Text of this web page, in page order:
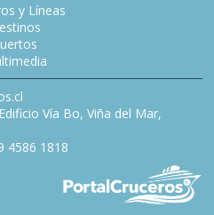
y Líneas
Vía Bo, Viña del Mar,
4586 1818